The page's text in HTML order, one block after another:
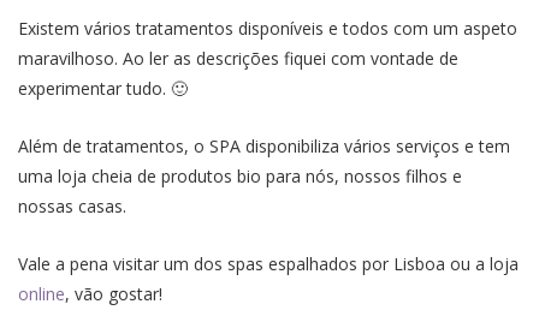
Existem vários tratamentos disponíveis e todos com um aspeto
maravilhoso. Ao ler as descrições fiquei com vontade de
experimentar tudo. 🙂
Além de tratamentos, o SPA disponibiliza vários serviços e tem
uma loja cheia de produtos bio para nós, nossos filhos e
nossas casas.
Vale a pena visitar um dos spas espalhados por Lisboa ou a loja
online, vão gostar!